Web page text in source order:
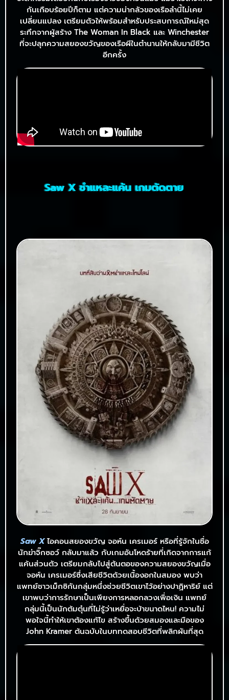
กันเกือบร้อยปีก็ตาม แต่ความน่ากลัวของเรือลำนี้ไม่เคย
เปลี่ยนแปลง เตรียมตัวให้พร้อมสำหรับประสบการณ์ใหม่สุด
ระทึกจากผู้สร้าง The Woman In Black และ Winchester
ที่จะปลุกความสยองขวัญของเรือผีในตำนานให้กลับมามีชีวิต
อีกครั้ง
Saw X ชำแหละแค้น เกมตัดตาย
Saw Xไอคอนสยองขวัญ จอห์น เครเมอร์ หรือที่รู้จักในชื่อ
นักฆ่าจิ๊กซอว์ กลับมาแล้ว กับเกมอันโหดร้ายที่เกิดจากการแก้
แค้นส่วนตัว เตรียมกลับไปสู่ต้นตอของความสยองขวัญเมื่อ
จอห์น เครเมอร์ซึ่งเสียชีวิตด้วยเนื้องอกในสมอง พบว่า
แพทย์ชาวเม็กซิกันกลุ่มหนึ่งช่วยชีวิตเขาไว้อย่างปาฏิหาริย์ แต่
เขาพบว่าการรักษาเป็นเพียงการหลอกลวงเพื่อเงิน แพทย์
กลุ่มนี้เป็นนักต้มตุ๋นที่ไม่รู้ว่าเหยื่อจะบ้าขนาดไหน! ความไม่
พอใจนี้ทำให้เขาต้องแก้ไข สร้างขึ้นด้วยสมองและมือของ
John Kramer ต้นฉบับในบททดสอบชีวิตที่พลิกผันที่สุด